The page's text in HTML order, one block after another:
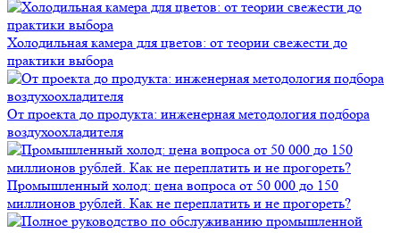
Холодильная камера для цветов: от теории свежести до
практики выбора
От проекта до продукта: инженерная методология подбора
воздухоохладителя
Промышленный холод: цена вопроса от 50 000 до 150
миллионов рублей. Как не переплатить и не прогореть?